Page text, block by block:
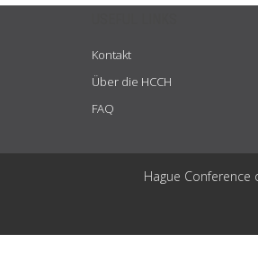
Kontakt
Über die HCCH
FAQ
Hague